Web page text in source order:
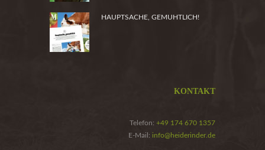
HAUPTSACHE, GEMUHTLICH!
KONTAKT
Telefon: +49 174 670 1357
E-Mail: info@heiderinder.de